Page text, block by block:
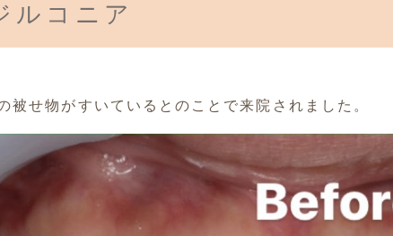
ルコニア
被せ物がすいているとのことで来院されました。